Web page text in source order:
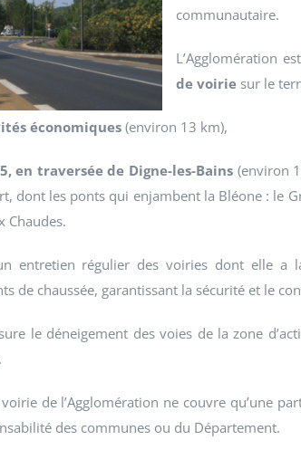
communautaire.
L’Agglomération
de voiriesur le
économiques(environ 13 km),
en traversée de Digne-les-Bains (environ
dont les ponts qui enjambent la Bléone : le
Chaudes.
entretien régulier des voiries dont elle a
de chaussée, garantissant la sécurité et le
le déneigement des voies de la zone
de l’Agglomération ne couvre qu’une
des communes ou du Département.